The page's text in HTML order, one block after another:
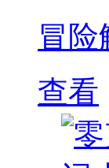
冒险
查看